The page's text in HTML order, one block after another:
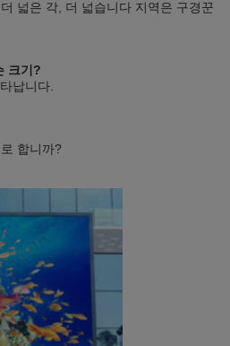
넓은 각, 더 넓습니다 지역은 구경꾼
크기?
납니다.
합니까?